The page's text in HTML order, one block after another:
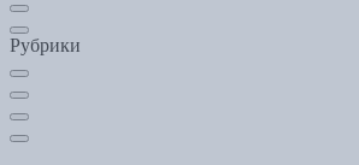
Рубрики